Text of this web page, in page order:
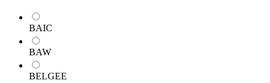
BAIC
BAW
BELGEE